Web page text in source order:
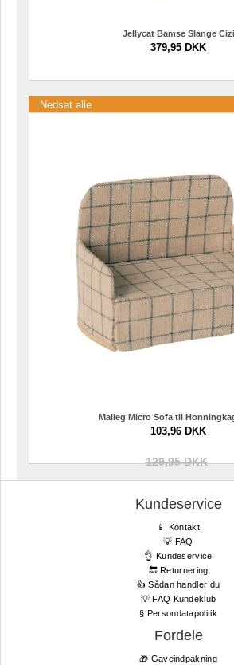
Jellycat Bamse Slange Cizi
379,95 DKK
Nedsat alle
Maileg Micro Sofa til
103,96 DKK
129,95 DKK
Kundeservice
📱 Kontakt
💡 FAQ
👌 Kundeservice
🔙 Returnering
👍 Sådan handler du
💡 FAQ Kundeklub
§ Persondatapolitik
Fordele
🎁 Gaveindpakning